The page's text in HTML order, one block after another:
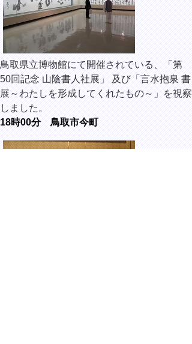
鳥取県立博物館にて開催されている、「第
50回記念 山陰書人社展」 及び「言水抱泉 書
展～わたしを形成してくれたもの～」を視察
しました。
18時00分 鳥取市今町